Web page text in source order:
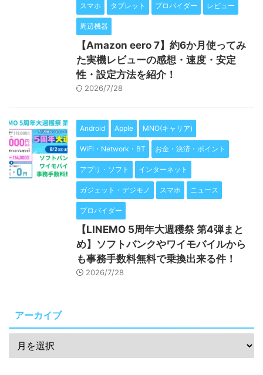
スマホ タブレット プロバイダー レビュー
周辺機器
【Amazon eero 7】約6か月使ってみ
た実機レビューの感想・速度・安定
性・設定方法を紹介！
2026/7/28
Android Apple MNO(キャリア)
WiFi・Network・BT お金・決済・ポイント
アプリ・ソフト インターネット
ガジェット・デジモノ スマホ ニュース
プロバイダー
【LINEMO 5周年大週穫祭 第4弾まと
め】ソフトバンクやワイモバイルから
も事務手数料無料で乗換出来る件！
2026/7/28
アーカイブ